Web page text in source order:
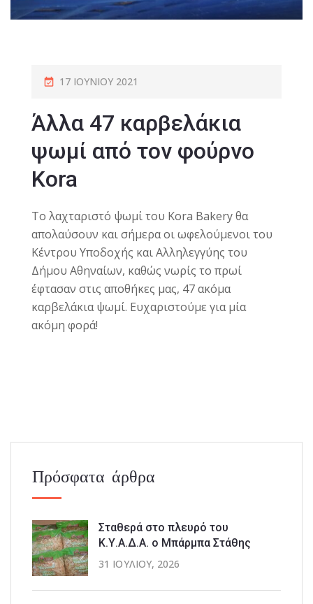
17 ΙΟΥΝΊΟΥ 2021
Άλλα 47 καρβελάκια
ψωμί από τον φούρνο
Kora
Το λαχταριστό ψωμί του Kοra Βakery θα
απολαύσουν και σήμερα οι ωφελούμενοι του
Κέντρου Υποδοχής και Αλληλεγγύης του
Δήμου Αθηναίων, καθώς νωρίς το πρωί
έφτασαν στις αποθήκες μας, 47 ακόμα
καρβελάκια ψωμί. Ευχαριστούμε για μία
ακόμη φορά!
Πρόσφατα άρθρα
Σταθερά στο πλευρό του
Κ.Υ.Α.Δ.Α. ο Μπάρμπα Στάθης
31 ΙΟΥΛΊΟΥ, 2026